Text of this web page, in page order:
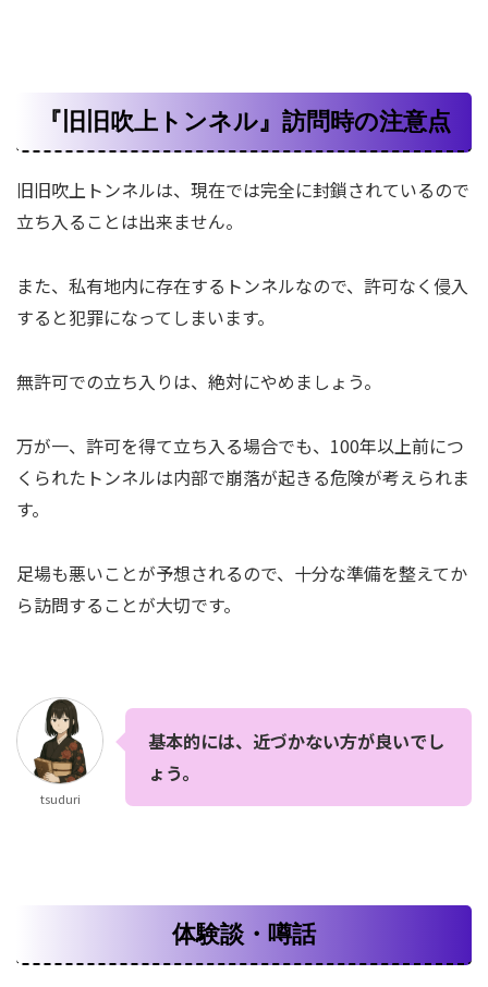
『旧旧吹上トンネル』訪問時の注意点
旧旧吹上トンネルは、現在では完全に封鎖されているので
立ち入ることは出来ません。
また、私有地内に存在するトンネルなので、許可なく侵入
すると犯罪になってしまいます。
無許可での立ち入りは、絶対にやめましょう。
万が一、許可を得て立ち入る場合でも、100年以上前につ
くられたトンネルは内部で崩落が起きる危険が考えられま
す。
足場も悪いことが予想されるので、十分な準備を整えてか
ら訪問することが大切です。
tsuduri
基本的には、近づかない方が良いでし
ょう。
体験談・噂話